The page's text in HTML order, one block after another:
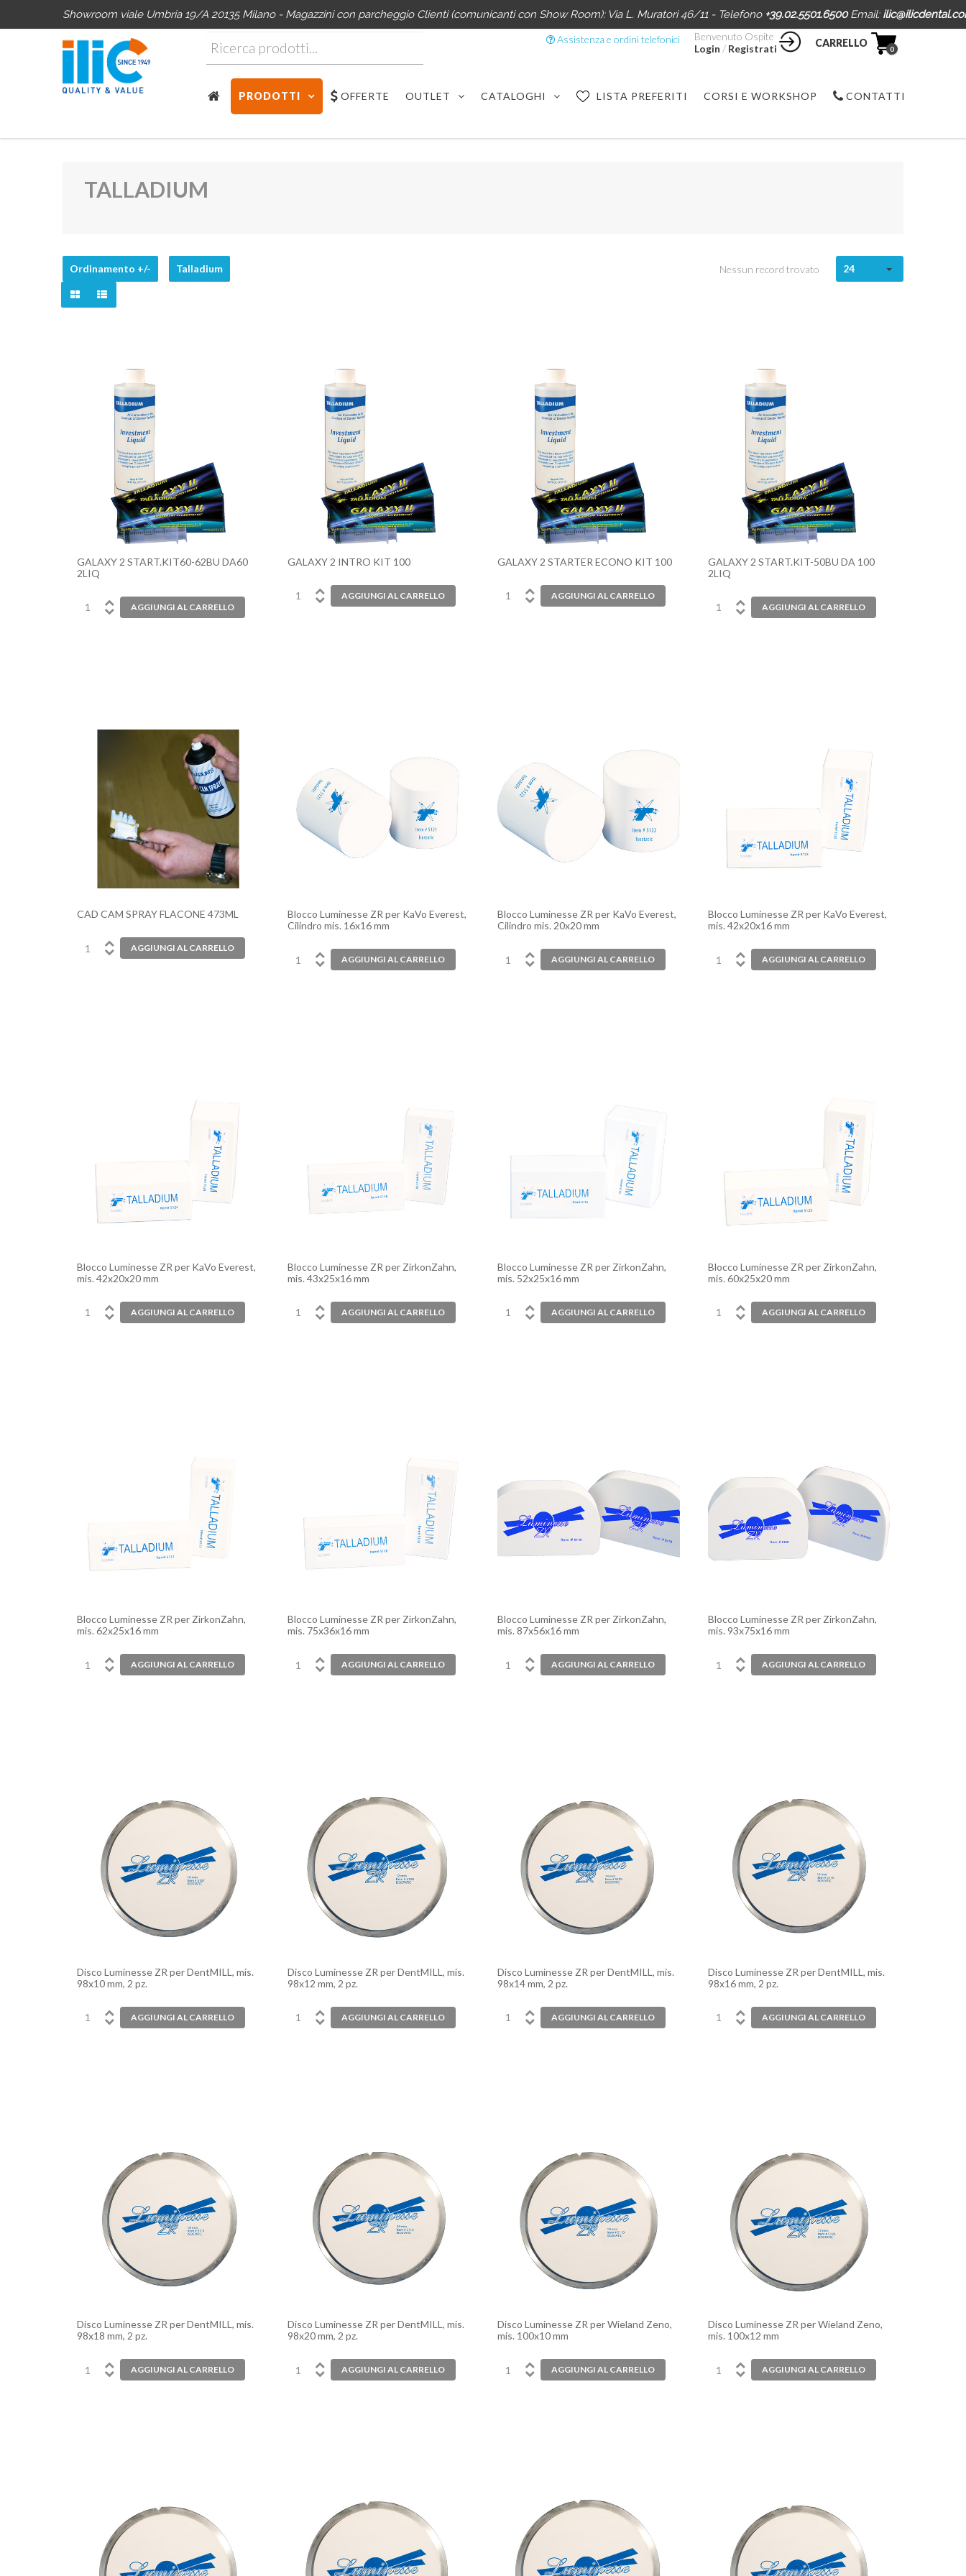
Showroom viale Umbria 19/A 20135 Milano - Magazzini con parcheggio Clienti (comunicanti con Show Room): Via L. Muratori 46/11 - Telefono +39.02.5501.6500Email:
0
CARRELLO
Benvenuto Ospite
Login / Registrati
Assistenza e ordini telefonici
PRODOTTI OFFERTE OUTLET CATALOGHI LISTA PREFERITI CORSI E WORKSHOP CONTATTI
TALLADIUM
Ordinamento +/- Talladium Nessun record trovato 24
GALAXY 2 START.KIT60-62BU DA60
2LIQ
GALAXY 2 INTRO KIT 100 GALAXY 2 STARTER ECONO KIT 100
GALAXY 2 START.KIT-50BU DA 100
2LIQ
CAD CAM SPRAY FLACONE 473ML
Blocco Luminesse ZR per KaVo Everest,
Cilindro mis. 16x16 mm
Blocco Luminesse ZR per KaVo Everest,
Cilindro mis. 20x20 mm
Blocco Luminesse ZR per KaVo Everest,
mis. 42x20x16 mm
Blocco Luminesse ZR per KaVo Everest,
mis. 42x20x20 mm
Blocco Luminesse ZR per ZirkonZahn,
mis. 43x25x16 mm
Blocco Luminesse ZR per ZirkonZahn,
mis. 52x25x16 mm
Blocco Luminesse ZR per ZirkonZahn,
mis. 60x25x20 mm
Blocco Luminesse ZR per ZirkonZahn,
mis. 62x25x16 mm
Blocco Luminesse ZR per ZirkonZahn,
mis. 75x36x16 mm
Blocco Luminesse ZR per ZirkonZahn,
mis. 87x56x16 mm
Blocco Luminesse ZR per ZirkonZahn,
mis. 93x75x16 mm
Disco Luminesse ZR per DentMILL, mis.
98x10 mm, 2 pz.
Disco Luminesse ZR per DentMILL, mis.
98x12 mm, 2 pz.
Disco Luminesse ZR per DentMILL, mis.
98x14 mm, 2 pz.
Disco Luminesse ZR per DentMILL, mis.
98x16 mm, 2 pz.
Disco Luminesse ZR per DentMILL, mis.
98x18 mm, 2 pz.
Disco Luminesse ZR per DentMILL, mis.
98x20 mm, 2 pz.
Disco Luminesse ZR per Wieland Zeno,
mis. 100x10 mm
Disco Luminesse ZR per Wieland Zeno,
mis. 100x12 mm